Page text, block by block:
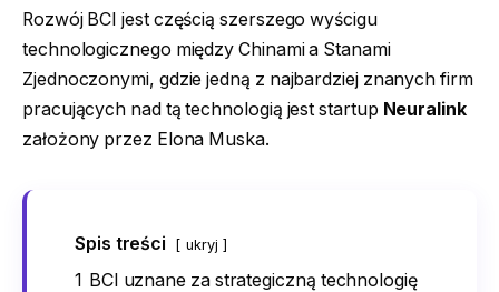
Rozwój BCI jest częścią szerszego wyścigu
technologicznego między Chinami a Stanami
Zjednoczonymi, gdzie jedną z najbardziej znanych firm
pracujących nad tą technologią jest startup Neuralink
założony przez Elona Muska.
Spis treści ukryj
1 BCI uznane za strategiczną technologię